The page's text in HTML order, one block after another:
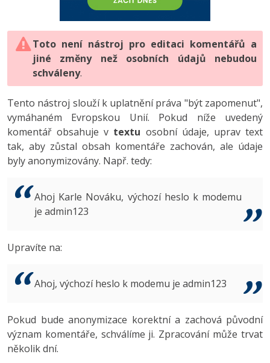
HTML5, CSS3, Bootstrap, SEO
SQL a databáze
Testování a verzování
UML a návrhové vzory
React
Spring
ASP.NET MVC
Best practices
PHP
JavaScript
Python
HTML / CSS
UML a návrhové vzory
MySQL/MariaDB
MS-SQL
Vývojář mobilních aplikací
C# Game developer
Tester
Systémový administrátor
3D grafik
Copywriter
WordPress specialista
-80%
JavaScript -80%
PHP -80%
Swift -80%
Kotlin -80%
VB.NET
Algoritmy -41%
Umělá inteligence (AI) -10%
Digitální gramotnost
Marketing
WordPress
SEO
UX
Business
Copywriting
Windows
-80%
Adobe Illustrator -80%
Adobe Lightroom
Adobe XD
Adobe InDesign -25%
Adobe After Effects
Inkscape
Fórum
Toto není nástroj pro editaci komentářů a
jiné změny než osobních údajů nebudou
schváleny.
Tento nástroj slouží k uplatnění práva "být zapomenut",
vymáhaném Evropskou Unií. Pokud níže uvedený
komentář obsahuje v textu osobní údaje, uprav text
tak, aby zůstal obsah komentáře zachován, ale údaje
byly anonymizovány. Např. tedy:
Ahoj Karle Nováku, výchozí heslo k modemu
je admin123
Upravíte na:
Ahoj, výchozí heslo k modemu je admin123
Pokud bude anonymizace korektní a zachová původní
význam komentáře, schválíme ji. Zpracování může trvat
několik dní.